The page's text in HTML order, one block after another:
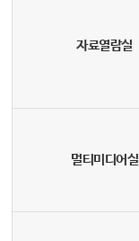
자료열람실
멀티미디어실